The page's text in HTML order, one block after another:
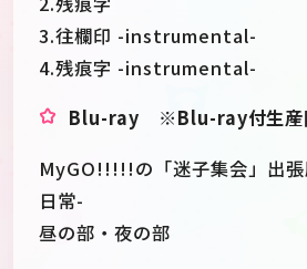
3.往欄印 -instrumental-
4.残痕字 -instrumental-
Blu-ray ※Blu-ray付生産
MyGO!!!!!の「迷子集会」出張
日常-
昼の部・夜の部